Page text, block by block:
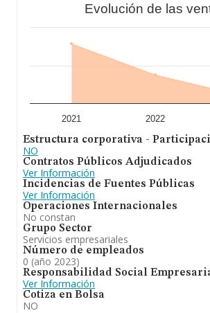
Evolución de las
2021 2022
Estructura corporativa -
NO
Contratos Públicos Adjudicados
Ver Información
Incidencias de Fuentes Públicas
Ver Información
Operaciones Internacionales
No constan
Grupo Sector
Servicios empresariales
Número de empleados
0 (año 2023)
Responsabilidad Social
Ver Información
Cotiza en Bolsa
NO